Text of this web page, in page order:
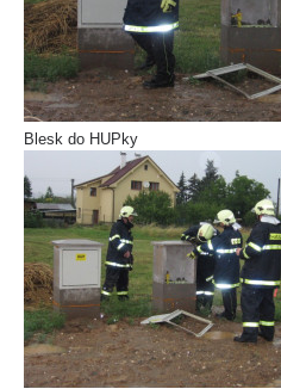
Blesk do HUPky